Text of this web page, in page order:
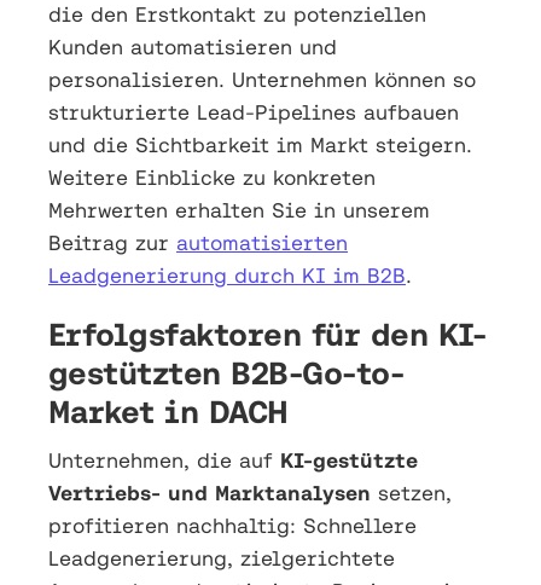
die den Erstkontakt zu potenziellen
Kunden automatisieren und
personalisieren. Unternehmen können so
strukturierte Lead-Pipelines aufbauen
und die Sichtbarkeit im Markt steigern.
Weitere Einblicke zu konkreten
Mehrwerten erhalten Sie in unserem
Beitrag zur automatisierten
Leadgenerierung durch KI im B2B.
Erfolgsfaktoren für den KI-
gestützten B2B-Go-to-
Market in DACH
Unternehmen, die auf KI-gestützte
Vertriebs- und Marktanalysen setzen,
profitieren nachhaltig: Schnellere
Leadgenerierung, zielgerichtete